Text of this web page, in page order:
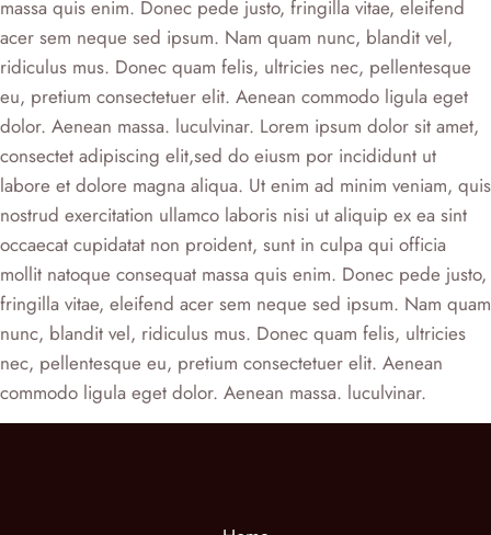
massa quis enim. Donec pede justo, fringilla vitae, eleifend
acer sem neque sed ipsum. Nam quam nunc, blandit vel,
ridiculus mus. Donec quam felis, ultricies nec, pellentesque
eu, pretium consectetuer elit. Aenean commodo ligula eget
dolor. Aenean massa. luculvinar. Lorem ipsum dolor sit amet,
consectet adipiscing elit,sed do eiusm por incididunt ut
labore et dolore magna aliqua. Ut enim ad minim veniam, quis
nostrud exercitation ullamco laboris nisi ut aliquip ex ea sint
occaecat cupidatat non proident, sunt in culpa qui officia
mollit natoque consequat massa quis enim. Donec pede justo,
fringilla vitae, eleifend acer sem neque sed ipsum. Nam quam
nunc, blandit vel, ridiculus mus. Donec quam felis, ultricies
nec, pellentesque eu, pretium consectetuer elit. Aenean
commodo ligula eget dolor. Aenean massa. luculvinar.